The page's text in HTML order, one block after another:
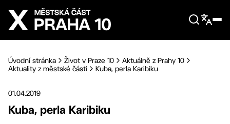
Přejít na hlavní obsah
Úvodní stránka Život v Praze 10
Aktuálně z Prahy 10
Aktuality z městské části
Kuba, perla Karibiku
01.04.2019
Kuba, perla Karibiku